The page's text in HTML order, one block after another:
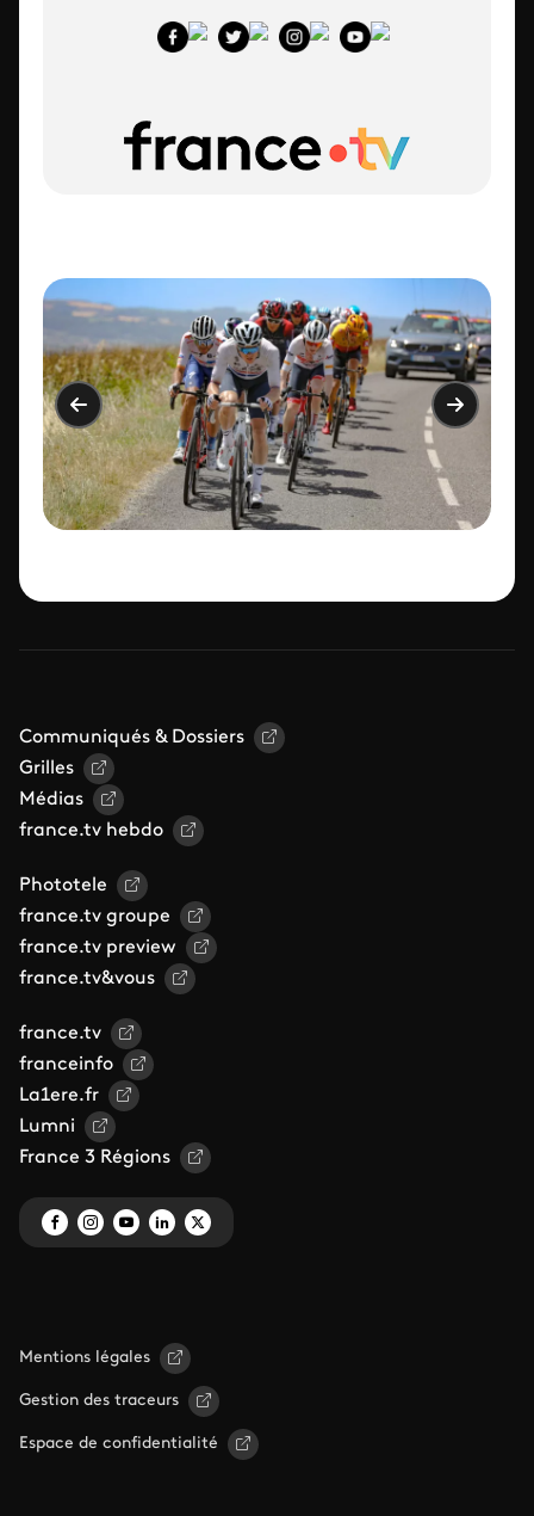
​ ​ ​
Communiqués & Dossiers
Grilles
Médias
france.tv hebdo
Phototele
france.tv groupe
france.tv preview
france.tv&vous
france.tv
franceinfo
La1ere.fr
Lumni
France 3 Régions
Mentions légales
Gestion des traceurs
Espace de confidentialité